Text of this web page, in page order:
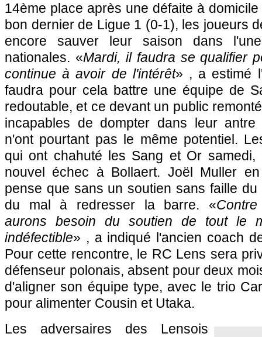
14ème place après une défaite à
bon dernier de Ligue 1 (0-1), les joueurs
encore sauver leur saison dans
nationales. «Mardi, il faudra se qualifier
continue à avoir de l'intérêt» , a estimé
faudra pour cela battre une équipe de
redoutable, et ce devant un public
incapables de dompter dans leur
n'ont pourtant pas le même potentiel.
qui ont chahuté les Sang et Or
nouvel échec à Bollaert. Joël Muller
pense que sans un soutien sans faille
du mal à redresser la barre. «
aurons besoin du soutien de tout le
indéfectible» , a indiqué l'ancien coach
Pour cette rencontre, le RC Lens sera
défenseur polonais, absent pour deux
d'aligner son équipe type, avec le trio
pour alimenter Cousin et Utaka.
Les adversaires des Lensois